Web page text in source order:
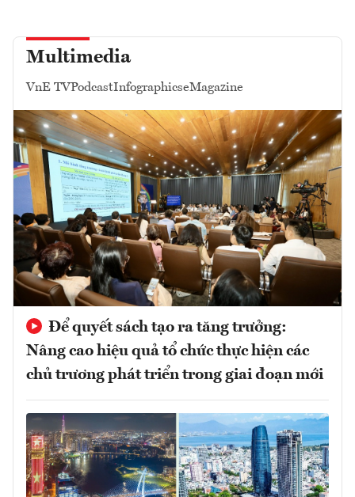
Multimedia
VnE TVPodcastInfographicseMagazine
Để quyết sách tạo ra tăng trưởng:
Nâng cao hiệu quả tổ chức thực hiện các
chủ trương phát triển trong giai đoạn mới